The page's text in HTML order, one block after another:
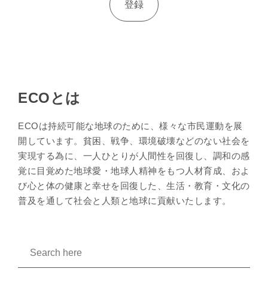
ECOとは
ECOは持続可能な地球のために、様々な市民運動を展
開しています。貧困、戦争、環境破壊などのない社会を
実現する為に、一人ひとりが人間性を回復し、調和の感
覚に目覚めた地球愛・地球人精神をもつ人材育成、およ
び心と体の健康と幸せを回復した、生活・教育・文化の
普及を通して社会と人類と地球に貢献いたします。